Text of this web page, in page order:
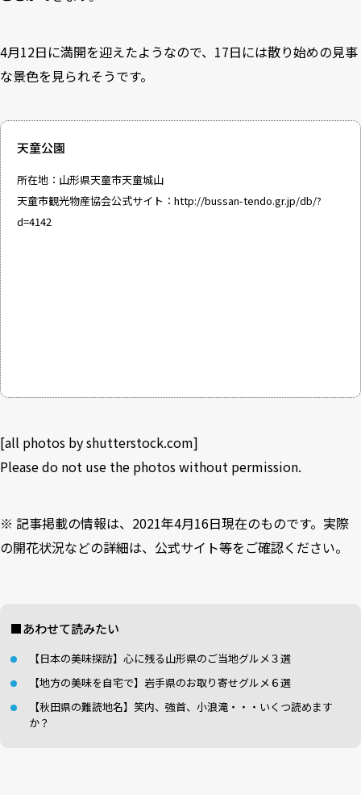
4月12日に満開を迎えたようなので、17日には散り始めの見事
な景色を見られそうです。
天童公園
所在地：山形県天童市天童城山
天童市観光物産協会公式サイト： http://bussan-tendo.gr.jp/db/?
d=4142
[all photos byshutterstock.com]
Please do not use the photos without permission.
※ 記事掲載の情報は、2021年4月16日現在のものです。実際
の開花状況などの詳細は、公式サイト等をご確認ください。
■あわせて読みたい
【日本の美味探訪】心に残る山形県のご当地グルメ３選
【地方の美味を自宅で】岩手県のお取り寄せグルメ６選
【秋田県の難読地名】笑内、強首、小浪滝・・・いくつ読めます
か？